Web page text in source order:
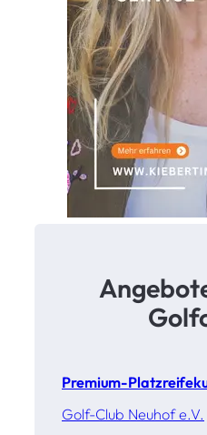
H
s
e
m
e
i
s
r
?
Premium-
Golf-Club Neuhof e.V.